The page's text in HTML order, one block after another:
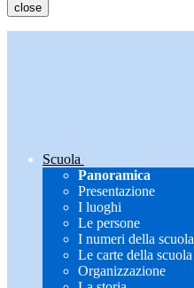
close
Scuola
Panoramica
Presentazione
I luoghi
Le persone
I numeri della scuola
Le carte della scuola
Organizzazione